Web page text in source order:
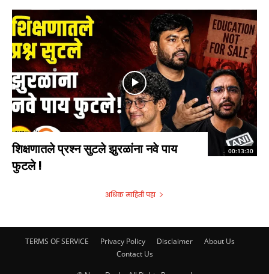
00:13:30
शिक्षणातले प्रश्न सुटले झुरळांना नवे पाय
फुटले !
अधिक माहिती पहा
TERMS OF SERVICE Privacy Policy Disclaimer
About Us
Contact Us